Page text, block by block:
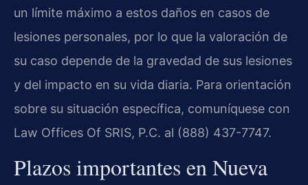
un límite máximo a estos daños en casos de
lesiones personales, por lo que la valoración de
su caso depende de la gravedad de sus lesiones
y del impacto en su vida diaria. Para orientación
sobre su situación específica, comuníquese con
Law Offices Of SRIS, P.C. al (888) 437-7747.
Plazos importantes en Nueva